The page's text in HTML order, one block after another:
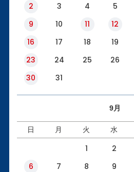
2
3 4 5
9
10 11 12
16
17 18 19
23
24 25 26
30
31
9月
日 月 火 水
1 2
6
7 8 9